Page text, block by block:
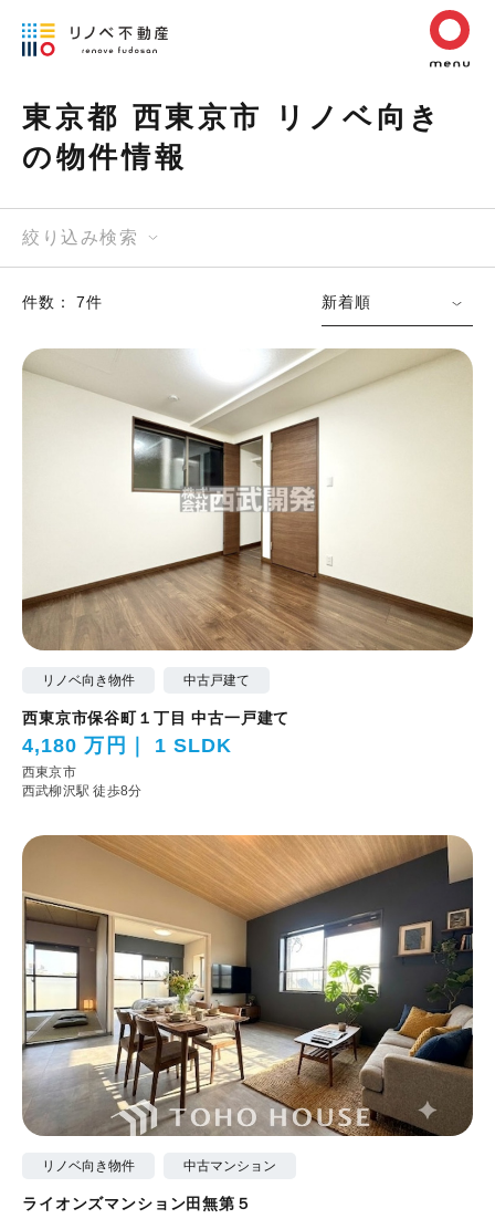
東京都 西東京市 リノベ向き
の物件情報
絞り込み検索
件数： 7件 新着順
リノベ向き物件 中古戸建て
西東京市保谷町１丁目 中古一戸建て
4,180 万円 1 SLDK
西東京市
西武柳沢駅 徒歩8分
リノベ向き物件 中古マンション
ライオンズマンション田無第５